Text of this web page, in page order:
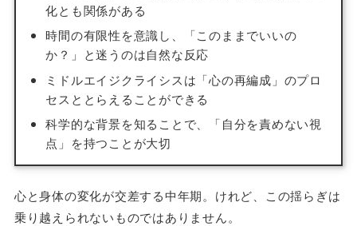
化とも関係がある
時間の有限性を意識し、「このままでいいの
か？」と迷うのは自然な反応
ミドルエイジクライシスは「心の再編成」のプロ
セスととらえることができる
科学的な背景を知ることで、「自分を責めない視
点」を持つことが大切
心と身体の変化が交差する中年期。けれど、この揺らぎは
乗り越えられないものではありません。